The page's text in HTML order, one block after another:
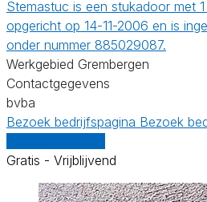
Stemastuc is een stukadoor met
opgericht op 14-11-2006 en is
onder nummer 885029087.
Werkgebied Grembergen
Contactgegevens
bvba
Bezoek bedrijfspagina Bezoek
Gratis - Vrijblijvend